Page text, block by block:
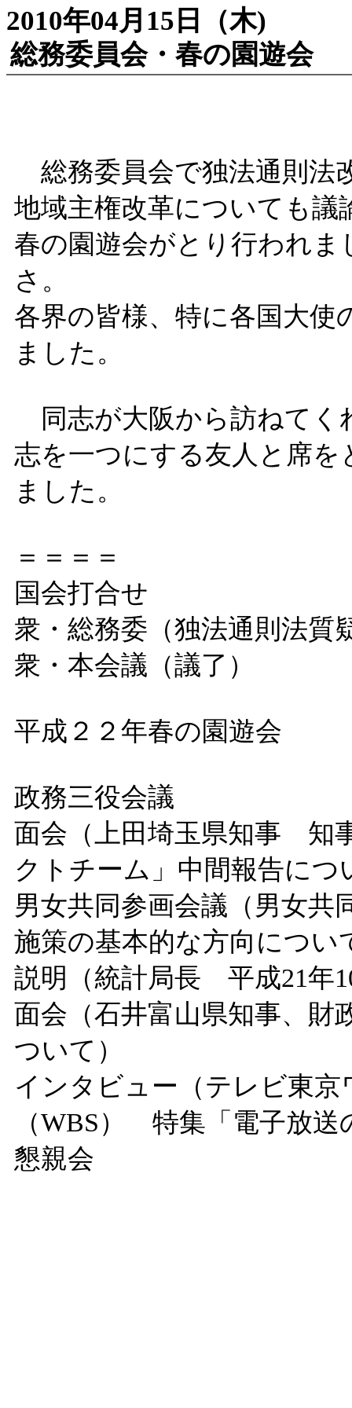
2010年04月15日（木)
総務委員会・春の園遊会
総務委員会で独法通則法
地域主権改革についても議
春の園遊会がとり行われ
さ。
各界の皆様、特に各国大
ました。
同志が大阪から訪ねてく
志を一つにする友人と席
ました。
＝＝＝＝
国会打合せ
衆・総務委（独法通則法質
衆・本会議（議了）
平成２２年春の園遊会
政務三役会議
面会（上田埼玉県知事 知
クトチーム」中間報告につ
男女共同参画会議（男女共
施策の基本的な方向につい
説明（統計局長 平成21年
面会（石井富山県知事、財
ついて）
インタビュー（テレビ東
（WBS） 特集「電子放送
懇親会